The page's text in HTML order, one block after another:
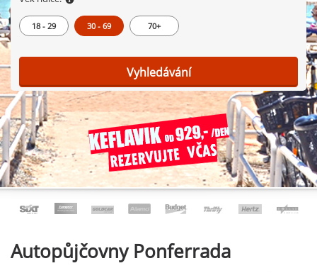
18 - 29 30 - 69 70+
Vyhledávání
AutopůjčovnyPonferrada